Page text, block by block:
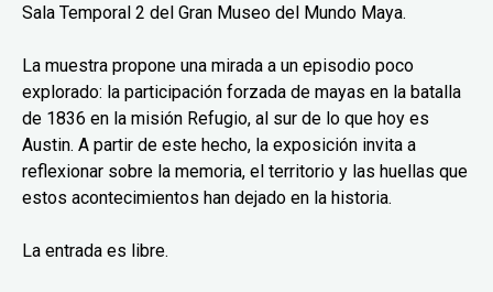
Sala Temporal 2 del Gran Museo del Mundo Maya.
La muestra propone una mirada a un episodio poco
explorado: la participación forzada de mayas en la batalla
de 1836 en la misión Refugio, al sur de lo que hoy es
Austin. A partir de este hecho, la exposición invita a
reflexionar sobre la memoria, el territorio y las huellas que
estos acontecimientos han dejado en la historia.
La entrada es libre.